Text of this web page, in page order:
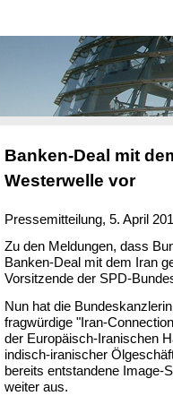
Banken-Deal mit
Westerwelle vor
Pressemitteilung, 5. April
Zu den Meldungen, dass
Banken-Deal mit dem Iran
Vorsitzende der SPD-
Nun hat die
fragwürdige "Iran-
der Europäisch-Iranischen
indisch-iranischer
bereits entstandene Image-
weiter aus.